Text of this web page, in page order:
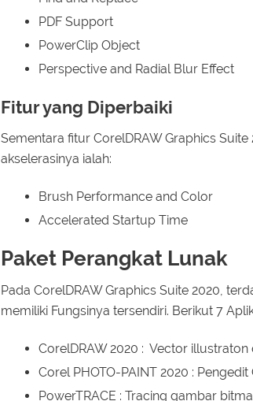
PDF Support
PowerClip Object
Perspective and Radial Blur Effect
Fitur yang Diperbaiki
Sementara fitur CorelDRAW Graphics
akselerasinya ialah:
Brush Performance and Color
Accelerated Startup Time
Paket Perangkat Lunak
Pada CorelDRAW Graphics Suite 2020,
memiliki Fungsinya tersendiri. Berikut 7
CorelDRAW 2020 : Vector
Corel PHOTO-PAINT 2020 :
PowerTRACE : Tracing gambar